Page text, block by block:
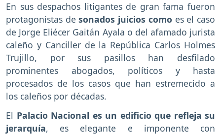
En sus despachos litigantes de gran fama fueron
protagonistas desonados juicios como es el caso
de Jorge Eliécer Gaitán Ayala o del afamado jurista
caleño y Canciller de la República Carlos Holmes
Trujillo, por sus pasillos han desfilado
prominentes abogados, políticos y hasta
procesados de los casos que han estremecido a
los caleños por décadas.
El Palacio Nacional es un edificio que refleja su
jerarquía, es elegante e imponente con